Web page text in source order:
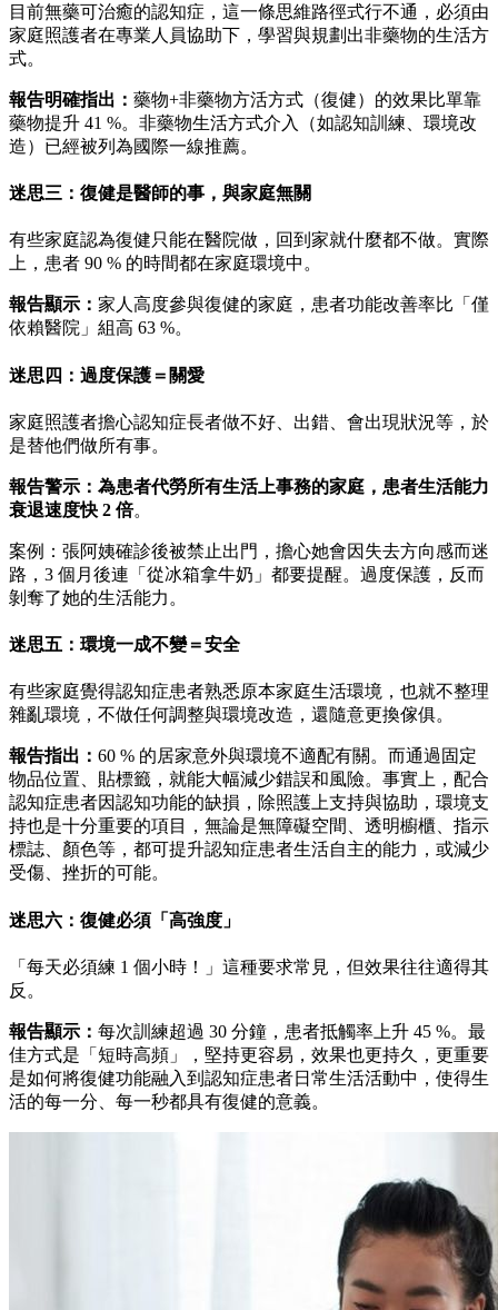
目前無藥可治癒的認知症，這一條思維路徑式行不通，必須由
家庭照護者在專業人員協助下，學習與規劃出非藥物的生活方
式。
報告明確指出： 藥物+非藥物方活方式（復健）的效果比單靠
藥物提升 41 %。非藥物生活方式介入（如認知訓練、環境改
造）已經被列為國際一線推薦。
迷思三：復健是醫師的事，與家庭無關
有些家庭認為復健只能在醫院做，回到家就什麼都不做。實際
上，患者 90 % 的時間都在家庭環境中。
報告顯示 ： 家人高度參與復健的家庭，患者功能改善率比「僅
依賴醫院」組高 63 %。
迷思四：過度保護＝關愛
家庭照護者擔心認知症長者做不好、出錯、會出現狀況等，於
是替他們做所有事。
報告警示：為患者代勞所有生活上事務的家庭，患者生活能力
衰退速度快 2 倍。
案例：張阿姨確診後被禁止出門，擔心她會因失去方向感而迷
路，3 個月後連「從冰箱拿牛奶」都要提醒。過度保護，反而
剝奪了她的生活能力。
迷思五：環境一成不變＝安全
有些家庭覺得認知症患者熟悉原本家庭生活環境，也就不整理
雜亂環境，不做任何調整與環境改造，還隨意更換傢俱。
報告指出： 60 % 的居家意外與環境不適配有關。而通過固定
物品位置、貼標籤，就能大幅減少錯誤和風險。事實上，配合
認知症患者因認知功能的缺損，除照護上支持與協助，環境支
持也是十分重要的項目，無論是無障礙空間、透明櫥櫃、指示
標誌、顏色等，都可提升認知症患者生活自主的能力，或減少
受傷、挫折的可能。
迷思六：復健必須「高強度」
「每天必須練 1 個小時！」這種要求常見，但效果往往適得其
反。
報告顯示： 每次訓練超過 30 分鐘，患者抵觸率上升 45 %。最
佳方式是「短時高頻」，堅持更容易，效果也更持久，更重要
是如何將復健功能融入到認知症患者日常生活活動中，使得生
活的每一分、每一秒都具有復健的意義。